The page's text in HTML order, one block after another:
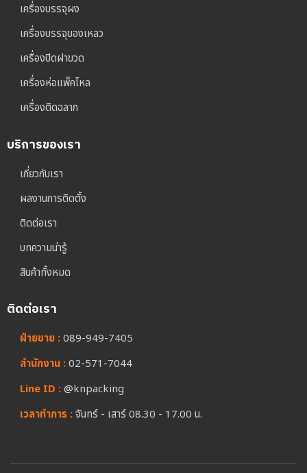
เครื่องบรรจุผง
เครื่องบรรจุของเหลว
เครื่องปิดฝาขวด
เครื่องห่อแพ็คโหล
เครื่องติดฉลาก
บริการของเรา
เกี่ยวกับเรา
ผลงานการติดตั้ง
ติดต่อเรา
บทความน่ารู้
สินค้าทั้งหมด
ติดต่อเรา
ฝ่ายขาย :089-949-7405
สำนักงาน :02-571-7044
Line ID :@knpacking
เวลาทำการ :จันทร์ - เสาร์ 08.30 - 17.00 น.